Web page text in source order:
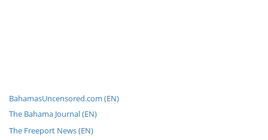
BahamasUncensored.com (EN)
The Bahama Journal (EN)
The Freeport News (EN)